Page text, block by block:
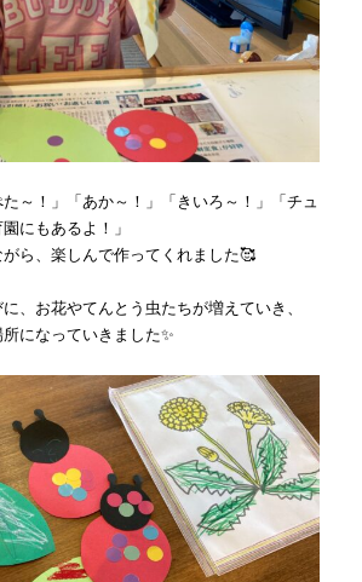
～！」「あか～！」「きいろ～！」「チュ
にもあるよ！」
ら、楽しんで作ってくれました🥰
、お花やてんとう虫たちが増えていき、
になっていきました✨